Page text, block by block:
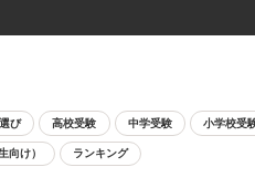
び 高校受験 中学受験 小学校受
向け） ランキング